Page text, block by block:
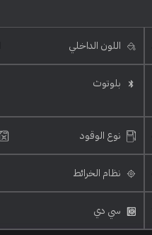
اللون الداخلي
بلوتوث
نوع الوقود
نظام الخرائط
سي دي